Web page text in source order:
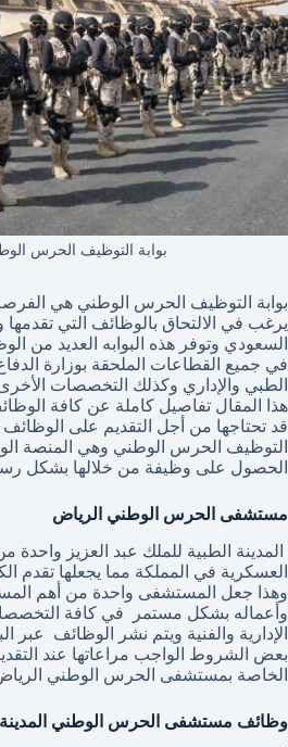
بوابة التوظيف الحرس
بوابة التوظيف الحرس الوطني هي
يرغب في الالتحاق بالوظائف التي تقدمها
السعودي وتوفر هذه البوابه العديد من
في جميع القطاعات الملحقة بوزارة
الطبي والإداري وكذلك التخصصات
هذا المقال تفاصيل كاملة عن كافة
قد تحتاجها من أجل التقديم على الوظائف
التوظيف الحرس الوطني وهي المنصة
الحصول على وظيفة من خلالها بشكل
مستشفى الحرس الوطني الرياض
المدينة الطبية للملك عبد العزيز
العسكرية في المملكة مما يجعلها تقدم
وهذا جعل المستشفى واحدة من أهم
وأعماله بشكل مستمر في كافة
الإدارية والفنية ويتم نشر الوظائف عبر
بعض الشروط الواجب مراعاتها عند
الخاصة بمستشفى الحرس الوطني
وظائف مستشفى الحرس الوطني المدينة